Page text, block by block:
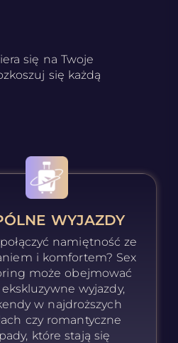
się na Twoje
się każdą
WYJAZDY
namiętność ze
i komfortem? Sex
może obejmować
wyjazdy,
w najdroższych
czy romantyczne
które stają się